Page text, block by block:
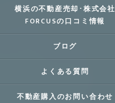
横浜の不動産売却･株式会社
FORCUSの口コミ情報
ブログ
よくある質問
不動産購入のお問い合わせ